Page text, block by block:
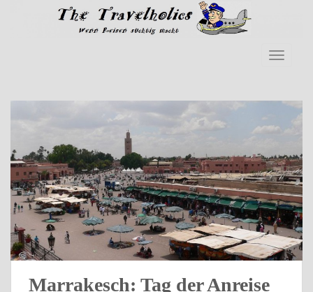
Skip to main content
Marrakesch: Tag der Anreise